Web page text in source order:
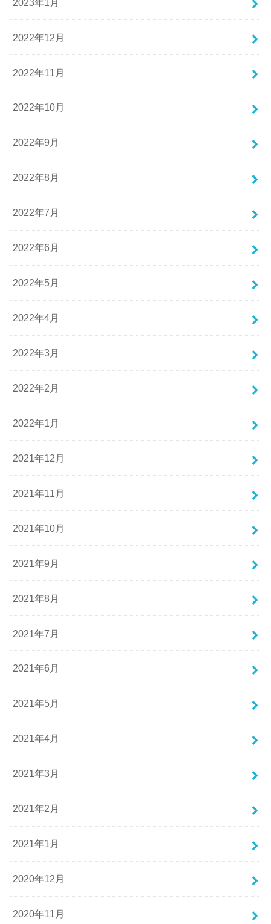
2023年1月
2022年12月
2022年11月
2022年10月
2022年9月
2022年8月
2022年7月
2022年6月
2022年5月
2022年4月
2022年3月
2022年2月
2022年1月
2021年12月
2021年11月
2021年10月
2021年9月
2021年8月
2021年7月
2021年6月
2021年5月
2021年4月
2021年3月
2021年2月
2021年1月
2020年12月
2020年11月